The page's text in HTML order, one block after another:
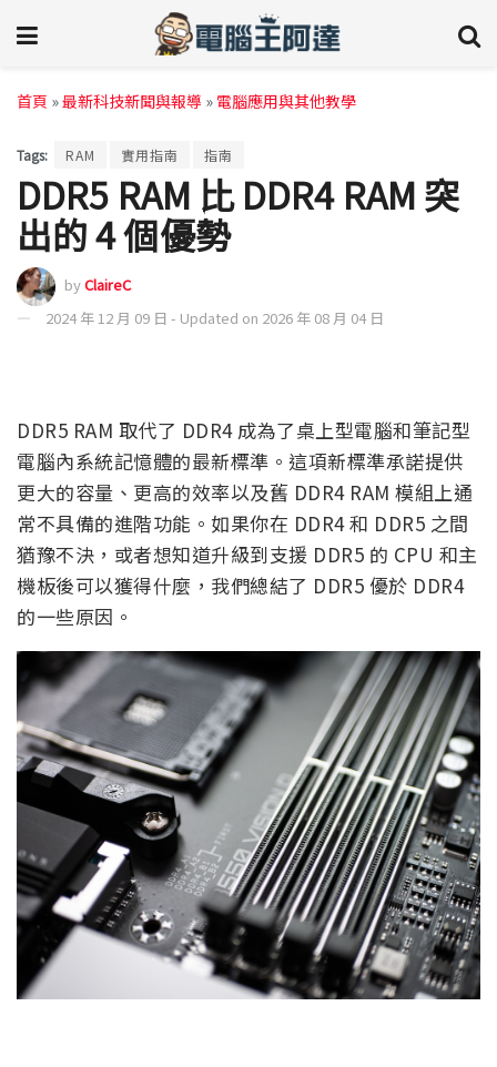
首頁 »最新科技新聞與報導 » 電腦應用與其他教學
Tags: RAM 實用指南 指南
DDR5 RAM 比 DDR4 RAM 突
出的 4 個優勢
byClaireC
2024 年 12 月 09 日 - Updated on 2026 年 08 月 04 日
DDR5 RAM 取代了 DDR4 成為了桌上型電腦和筆記型
電腦內系統記憶體的最新標準。這項新標準承諾提供
更大的容量、更高的效率以及舊 DDR4 RAM 模組上通
常不具備的進階功能。如果你在 DDR4 和 DDR5 之間
猶豫不決，或者想知道升級到支援 DDR5 的 CPU 和主
機板後可以獲得什麼，我們總結了 DDR5 優於 DDR4
的一些原因。